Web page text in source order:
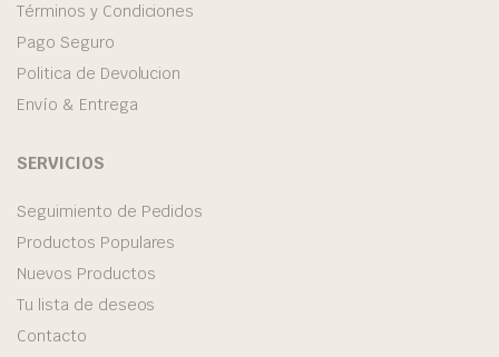
Términos y Condiciones
Pago Seguro
Politica de Devolucion
Envío & Entrega
SERVICIOS
Seguimiento de Pedidos
Productos Populares
Nuevos Productos
Tu lista de deseos
Contacto